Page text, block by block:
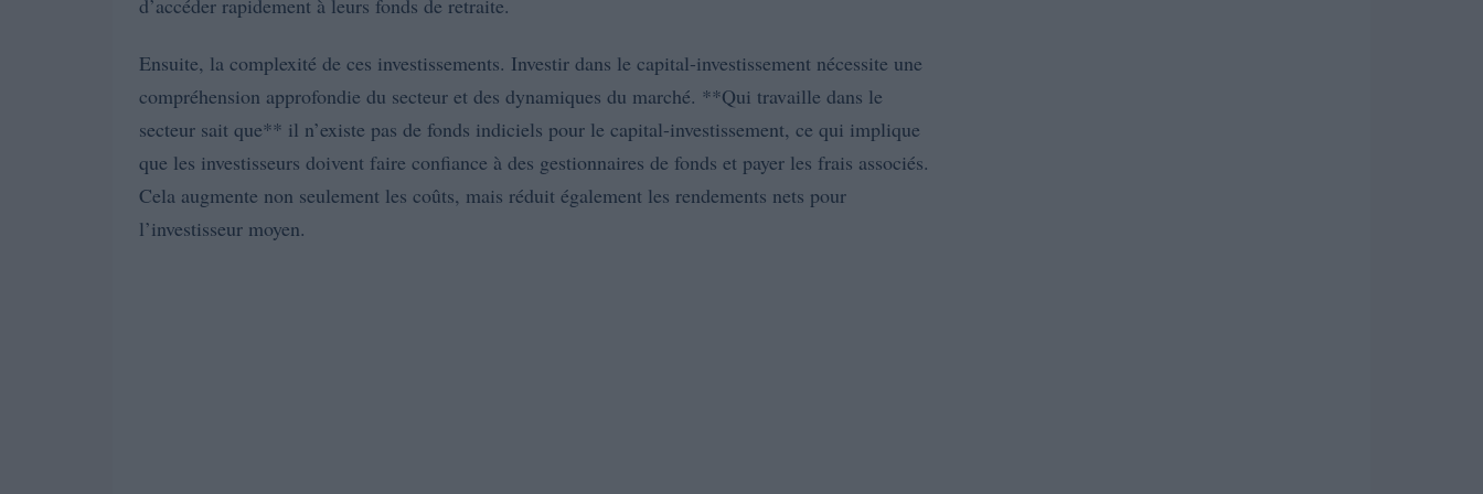
d’accéder rapidement à leurs fonds de retraite.
Ensuite, la complexité de ces investissements. Investir dans le capital-investissement nécessite une
compréhension approfondie du secteur et des dynamiques du marché. **Qui travaille dans le
secteur sait que** il n’existe pas de fonds indiciels pour le capital-investissement, ce qui implique
que les investisseurs doivent faire confiance à des gestionnaires de fonds et payer les frais associés.
Cela augmente non seulement les coûts, mais réduit également les rendements nets pour
l’investisseur moyen.